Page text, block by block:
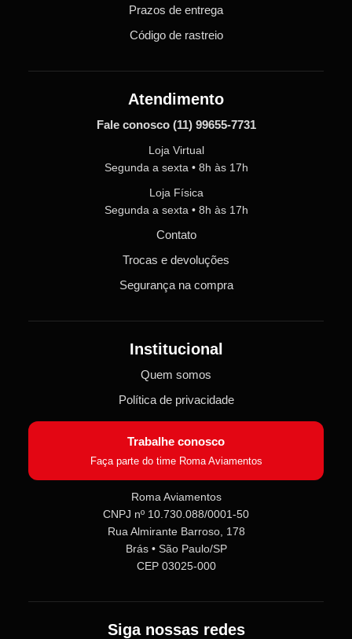
Roma Aviamentos
Online agora
Aviamentos!
dúvidas sobre pedidos e produtos,
Prazos de entrega
Código de rastreio
Atendimento
Fale conosco (11) 99655-7731
Loja Virtual
Segunda a sexta • 8h às 17h
Loja Física
Segunda a sexta • 8h às 17h
Contato
Trocas e devoluções
Segurança na compra
Institucional
Quem somos
Política de privacidade
Trabalhe conosco
Faça parte do time Roma Aviamentos
Roma Aviamentos
CNPJ nº 10.730.088/0001-50
Rua Almirante Barroso, 178
Brás • São Paulo/SP
CEP 03025-000
Siga nossas redes